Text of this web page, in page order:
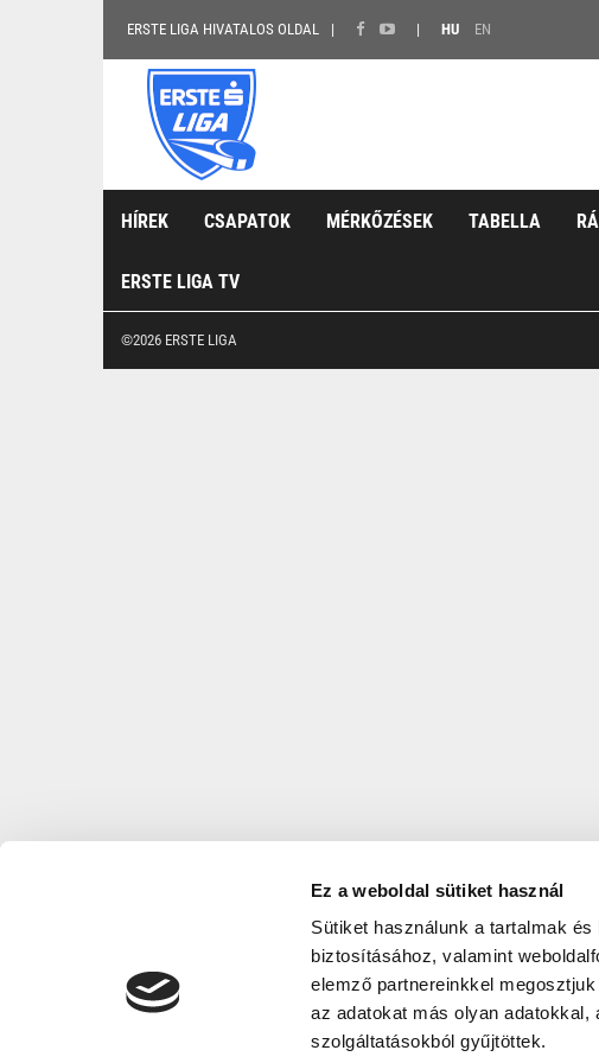
Ez a weboldal sütiket használ
Sütiket használunk a tartalmak
biztosításához, valamint
elemző partnereinkkel
az adatokat más olyan
szolgáltatásokból gyűjtöttek.
ERSTE LIGA HIVATALOS OLDAL HU EN
HÍREK CSAPATOK MÉRKŐZÉSEK TABELLA
ERSTE LIGA TV
©2026 ERSTE LIGA